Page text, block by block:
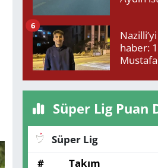
haber:
6
Süper Lig Puan
Süper Lig
#
Takım